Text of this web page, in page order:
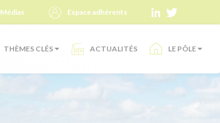
Médias Espace adhérents
THÈMES CLÉS ACTUALITÉS LE PÔLE